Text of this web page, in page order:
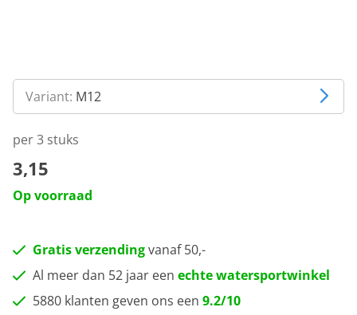
Variant: M12
per 3 stuks
3,15
Op voorraad
Gratis verzendingvanaf 50,-
Al meer dan 52 jaar een echte watersportwinkel
5880 klanten geven ons een 9.2/10